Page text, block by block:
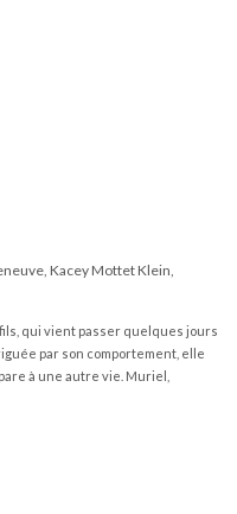
Kacey Mottet Klein,
qui vient passer quelques jours
par son comportement, elle
à une autre vie. Muriel,